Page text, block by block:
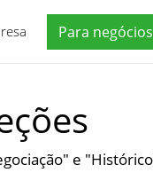
Para negócios
e